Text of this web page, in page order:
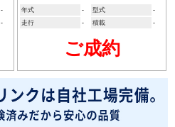
-
-
年式 - 型式
-
走行
- 積載 -
ご成約